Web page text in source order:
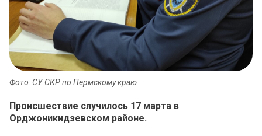
Фото: СУ СКР по Пермскому краю
Происшествие случилось 17 марта в
Орджоникидзевском районе.